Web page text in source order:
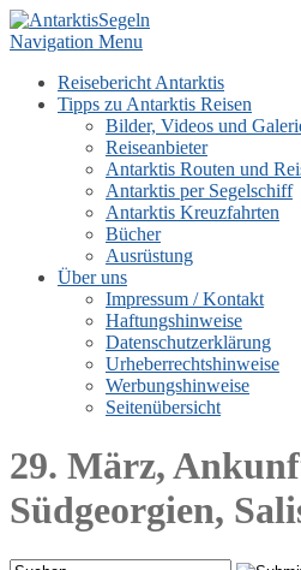
Navigation Menu
Reisebericht Antarktis
Tipps zu Antarktis Reisen
Bilder, Videos und
Reiseanbieter
Antarktis Routen und
Antarktis per Segelschiff
Antarktis Kreuzfahrten
Bücher
Ausrüstung
Über uns
Impressum / Kontakt
Haftungshinweise
Datenschutzerklärung
Urheberrechtshinweise
Werbungshinweise
Seitenübersicht
29. März,
Südgeorgien,